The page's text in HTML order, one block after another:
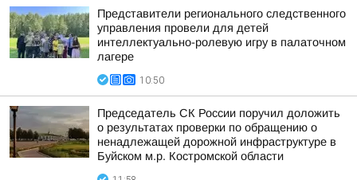
Представители регионального следственного
управления провели для детей
интеллектуально-ролевую игру в палаточном
лагере
10:50
Председатель СК России поручил доложить
о результатах проверки по обращению о
ненадлежащей дорожной инфраструктуре в
Буйском м.р. Костромской области